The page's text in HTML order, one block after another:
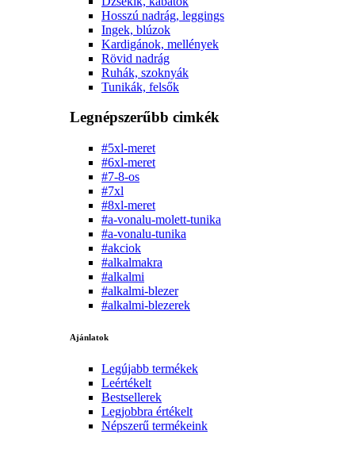
Hosszú nadrág, leggings
Ingek, blúzok
Kardigánok, mellények
Rövid nadrág
Ruhák, szoknyák
Tunikák, felsők
Legnépszerűbb cimkék
#5xl-meret
#6xl-meret
#7-8-os
#7xl
#8xl-meret
#a-vonalu-molett-tunika
#a-vonalu-tunika
#akciok
#alkalmakra
#alkalmi
#alkalmi-blezer
#alkalmi-blezerek
Ajánlatok
Legújabb termékek
Leértékelt
Bestsellerek
Legjobbra értékelt
Népszerű termékeink